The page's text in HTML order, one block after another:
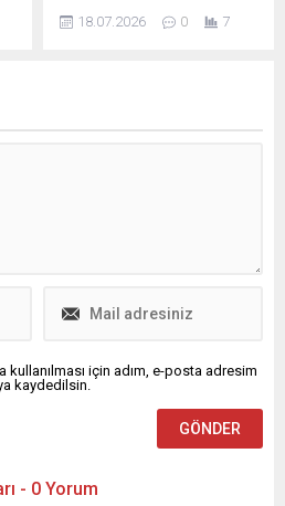
arenada büyük ilgi görüyor.
Türkiye’de 919 tesiste
18.07.2026 0 7
kullanılması için adım, e-posta adresim
kaydedilsin.
- 0 Yorum